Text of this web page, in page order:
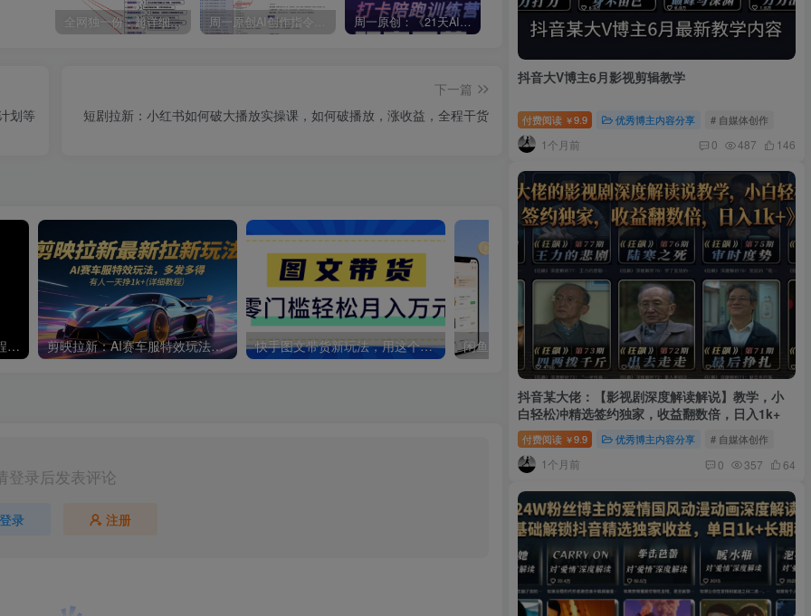
全网独一份：超详细的40+个自媒体赛道领域解析手册，让你的内容创作不再局限！ 周一原创AI创作指令词：30+个领域赛道的创作提示词集合 周一原创：《21天AI写作打卡陪跑训练营》全部内容讲解！（网站会员免费学习…） 小说推文：曼波推文玩法，起号快，流量猛，一天收益1k+ “不略”爆火简笔画书单号项目拆解，利用AI快速制作简笔画书单视频
划等
下一篇
短剧拉新：小红书如何破大播放实操课，如何破播放，涨收益，全程干货
2025抖音图文带货：详细教程，账号装修定位，素材获取技巧，挂车变现方法… 剪映拉新：AI赛车服特效玩法，多发多得，有人一天挣1k+(详细教程) 快手图文带货新玩法，用这个方法零门槛，6个月收入87249（保姆级详细教程） 闲鱼：精细化运营入门+高阶实战教学+运营思路，零成本零风险轻创业电商项目
登录后发表评论
登录 注册
抖音大V博主6月影视剪辑教学
付费阅读 ￥9.9 优秀博主内容分享 # 自媒体创作
1个月前 0 487 146
抖音某大佬：【影视剧深度解读解说】教学，小
白轻松冲精选签约独家，收益翻数倍，日入1k+
付费阅读 ￥9.9 优秀博主内容分享 # 自媒体创作
1个月前 0 357 64